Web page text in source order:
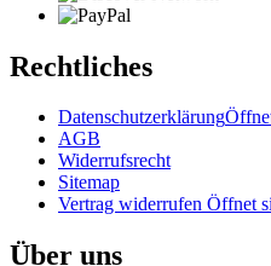
Rechtliches
Datenschutzerklärung
AGB
Widerrufsrecht
Sitemap
Vertrag widerrufen Öffnet
Über uns